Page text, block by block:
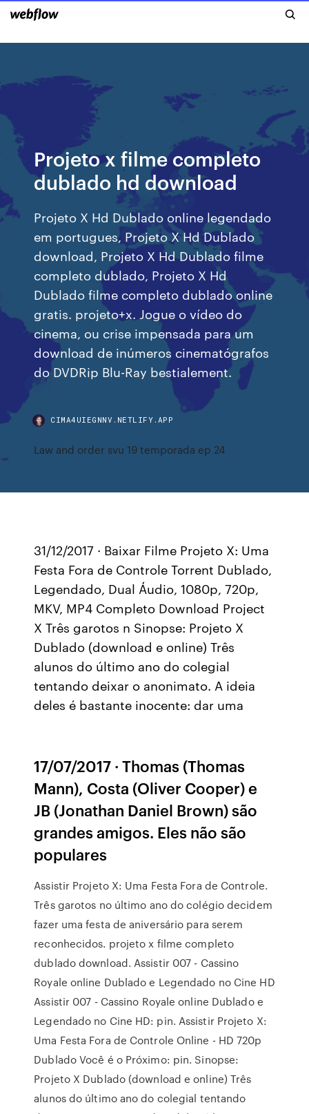
Projeto x filme completo
dublado hd download
Projeto X Hd Dublado online legendado
em portugues, Projeto X Hd Dublado
download, Projeto X Hd Dublado filme
completo dublado, Projeto X Hd
Dublado filme completo dublado online
gratis. projeto+x. Jogue o vídeo do
cinema, ou crise impensada para um
download de inúmeros cinematógrafos
do DVDRip Blu-Ray bestialement.
CIMA4UIEGNNV.NETLIFY.APP
Law and order svu 19 temporada ep 24
31/12/2017 · Baixar Filme Projeto X: Uma
Festa Fora de Controle Torrent Dublado,
Legendado, Dual Áudio, 1080p, 720p,
MKV, MP4 Completo Download Project
X Três garotos n Sinopse: Projeto X
Dublado (download e online) Três
alunos do último ano do colegial
tentando deixar o anonimato. A ideia
deles é bastante inocente: dar uma
17/07/2017 · Thomas (Thomas
Mann), Costa (Oliver Cooper) e
JB (Jonathan Daniel Brown) são
grandes amigos. Eles não são
populares
Assistir Projeto X: Uma Festa Fora de Controle.
Três garotos no último ano do colégio decidem
fazer uma festa de aniversário para serem
reconhecidos. projeto x filme completo
dublado download. Assistir 007 - Cassino
Royale online Dublado e Legendado no Cine HD
Assistir 007 - Cassino Royale online Dublado e
Legendado no Cine HD: pin. Assistir Projeto X:
Uma Festa Fora de Controle Online - HD 720p
Dublado Você é o Próximo: pin. Sinopse:
Projeto X Dublado (download e online) Três
alunos do último ano do colegial tentando